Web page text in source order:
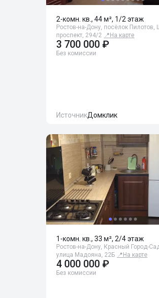
2-комн. кв., 44 м², 1/2 этаж
Ростов-на-Дону, посёлок Пилотов,
проспект, 294/2 📍 На карте
3 700 000 ₽
Без комиссии
ИсточникДомклик
1-комн. кв., 33 м², 2/4 этаж
Ростов-на-Дону, Красный Город-
улица Мадояна, 22Б 📍 На карте
4 000 000 ₽
Без комиссии